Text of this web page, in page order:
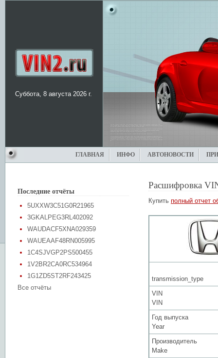
Суббота, 8 августа 2026 г.
ГЛАВНАЯ ИНФО АВТОНОВОСТИ
Последние отчёты
5UXXW3C51G0R21965
3GKALPEG3RL402092
WAUDACF5XNA029359
WAUEAAF48RN005995
1C4SJVGP2PS500455
1V2BR2CA0RC534964
1G1ZD5ST2RF243425
Все отчёты
Расшифровка
Купить полный отчет
transmission_type
VIN
VIN
Год выпуска
Year
Производитель
Make